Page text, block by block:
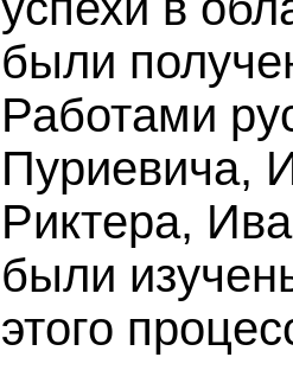
были
Работами
Пуриевича,
Риктера,
были
этого